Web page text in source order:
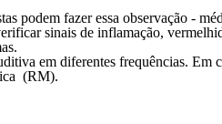
podem fazer essa observação -
sinais de inflamação,
em diferentes frequências. Em
(RM).